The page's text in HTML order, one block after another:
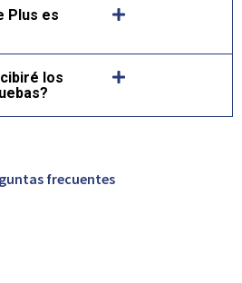
Plus es
los
frecuentes